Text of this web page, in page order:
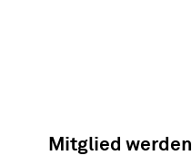
Mitglied werden